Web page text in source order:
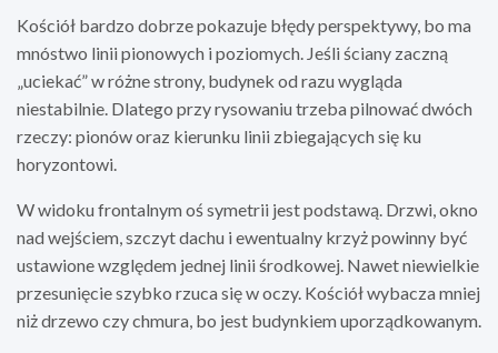
Kościół bardzo dobrze pokazuje błędy perspektywy, bo ma
mnóstwo linii pionowych i poziomych. Jeśli ściany zaczną
„uciekać” w różne strony, budynek od razu wygląda
niestabilnie. Dlatego przy rysowaniu trzeba pilnować dwóch
rzeczy: pionów oraz kierunku linii zbiegających się ku
horyzontowi.
W widoku frontalnym oś symetrii jest podstawą. Drzwi, okno
nad wejściem, szczyt dachu i ewentualny krzyż powinny być
ustawione względem jednej linii środkowej. Nawet niewielkie
przesunięcie szybko rzuca się w oczy. Kościół wybacza mniej
niż drzewo czy chmura, bo jest budynkiem uporządkowanym.